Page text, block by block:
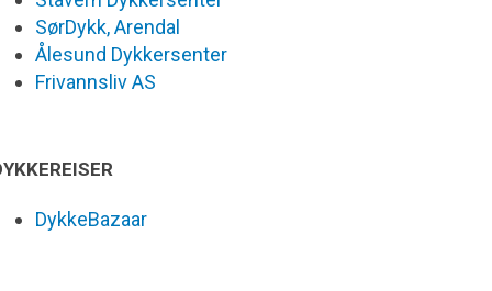
SørDykk, Arendal
Ålesund Dykkersenter
Frivannsliv AS
DykkeBazaar